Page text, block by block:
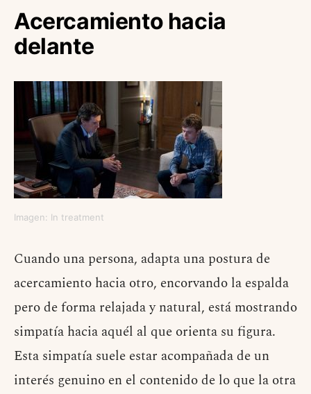
Acercamiento hacia
delante
Imagen: In treatment
Cuando una persona, adapta una postura de
acercamiento hacia otro, encorvando la espalda
pero de forma relajada y natural, está mostrando
simpatía hacia aquél al que orienta su figura.
Esta simpatía suele estar acompañada de un
interés genuino en el contenido de lo que la otra